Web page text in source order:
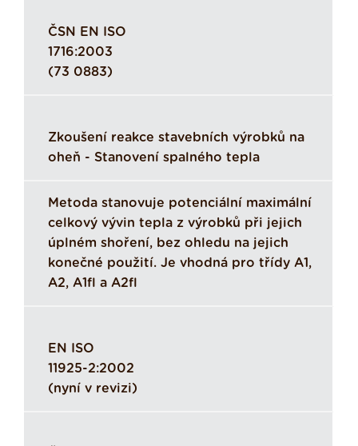
ČSN EN ISO
1716:2003
(73 0883)
Zkoušení reakce stavebních výrobků na
oheň - Stanovení spalného tepla
Metoda stanovuje potenciální maximální
celkový vývin tepla z výrobků při jejich
úplném shoření, bez ohledu na jejich
konečné použití. Je vhodná pro třídy A1,
A2, A1fl a A2fl
EN ISO
11925-2:2002
(nyní v revizi)